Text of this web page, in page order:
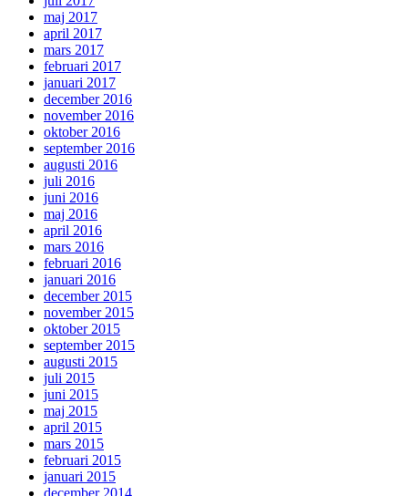
maj 2017
april 2017
mars 2017
februari 2017
januari 2017
december 2016
november 2016
oktober 2016
september 2016
augusti 2016
juli 2016
juni 2016
maj 2016
april 2016
mars 2016
februari 2016
januari 2016
december 2015
november 2015
oktober 2015
september 2015
augusti 2015
juli 2015
juni 2015
maj 2015
april 2015
mars 2015
februari 2015
januari 2015